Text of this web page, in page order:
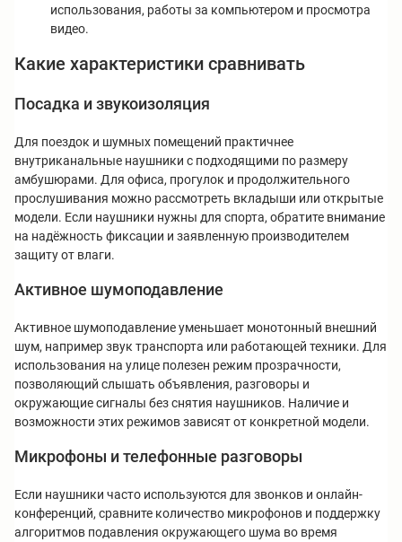
использования, работы за компьютером и просмотра
видео.
Какие характеристики сравнивать
Посадка и звукоизоляция
Для поездок и шумных помещений практичнее
внутриканальные наушники с подходящими по размеру
амбушюрами. Для офиса, прогулок и продолжительного
прослушивания можно рассмотреть вкладыши или открытые
модели. Если наушники нужны для спорта, обратите внимание
на надёжность фиксации и заявленную производителем
защиту от влаги.
Активное шумоподавление
Активное шумоподавление уменьшает монотонный внешний
шум, например звук транспорта или работающей техники. Для
использования на улице полезен режим прозрачности,
позволяющий слышать объявления, разговоры и
окружающие сигналы без снятия наушников. Наличие и
возможности этих режимов зависят от конкретной модели.
Микрофоны и телефонные разговоры
Если наушники часто используются для звонков и онлайн-
конференций, сравните количество микрофонов и поддержку
алгоритмов подавления окружающего шума во время